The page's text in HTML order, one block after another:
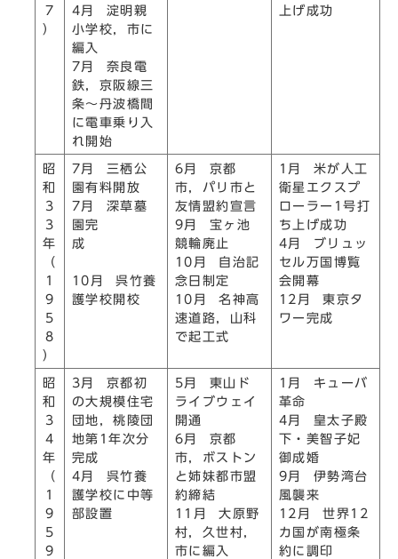
7
）
4月 淀明親
小学校，市に
編入
7月 奈良電
鉄，京阪線三
条～丹波橋間
に電車乗り入
れ開始
上げ成功
昭
和
3
3
年
（
1
9
5
8
）
7月 三栖公
園有料開放
7月 深草墓
園完
成
10月 呉竹養
護学校開校
6月 京都
市，パリ市と
友情盟約宣言
9月 宝ヶ池
競輪廃止
10月 自治記
念日制定
10月 名神高
速道路，山科
で起工式
1月 米が人工
衛星エクスプ
ローラー1号打
ち上げ成功
4月 ブリュッ
セル万国博覧
会開幕
12月 東京タ
ワー完成
昭
和
3
4
年
（
1
9
5
9
3月 京都初
の大規模住宅
団地，桃陵団
地第1年次分
完成
4月 呉竹養
護学校に中等
部設置
5月 東山ド
ライブウェイ
開通
6月 京都
市，ボストン
と姉妹都市盟
約締結
11月 大原野
村，久世村，
市に編入
1月 キューバ
革命
4月 皇太子殿
下・美智子妃
御成婚
9月 伊勢湾台
風襲来
12月 世界12
カ国が南極条
約に調印